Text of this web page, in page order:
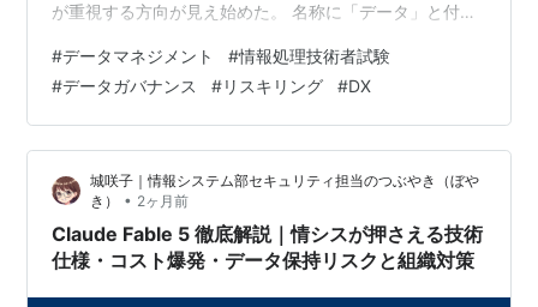
が重視する方向が見え始めた。 名称に「データ」と付く
い。公開資料から見える中心は、データの意味・品質・
責任者・利用ルールを整え、業務の意思決定に使える状
態をつくることである。 ただし、正式名称、受験料、申
込日、合格基準、正式シラバスは未確定である。2026年
6月30日に開設されたシラバス案ページでも、データマ
ネジメント試験は準備中…
#データマネジメント #情報処理技術者試験
#データガバナンス #リスキリング #DX
城咲子｜情報システム部セキュリティ担当のつぶやき（ぼや
き）
• 2ヶ月前
Claude Fable 5 徹底解説｜情シスが押さえる技術
仕様・コスト爆発・データ保持リスクと組織対策